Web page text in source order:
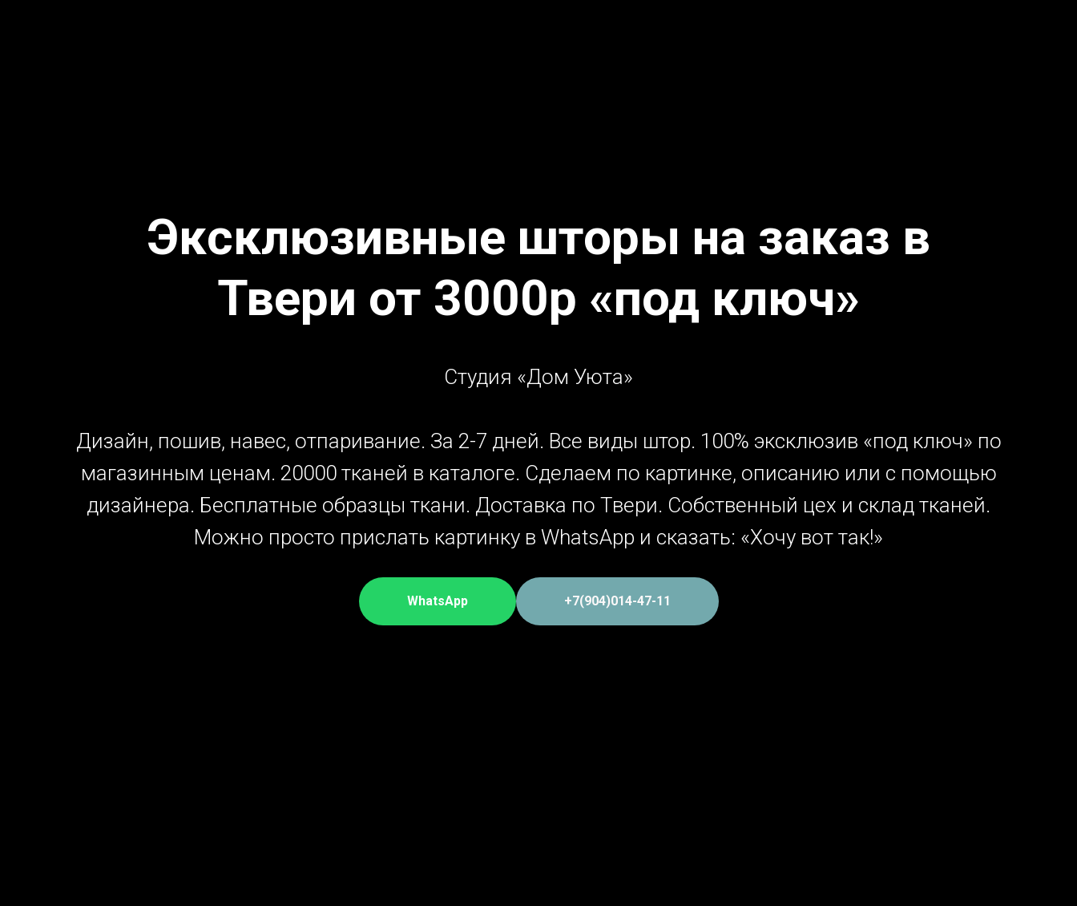
Эксклюзивные шторы на заказ в
Твери от 3000р «под ключ»
Студия «Дом Уюта»
Дизайн, пошив, навес, отпаривание. За 2-7 дней. Все виды штор. 100% эксклюзив «под ключ» по
магазинным ценам. 20000 тканей в каталоге. Сделаем по картинке, описанию или с помощью
дизайнера. Бесплатные образцы ткани. Доставка по Твери. Собственный цех и склад тканей.
Можно просто прислать картинку в WhatsApp и сказать: «Хочу вот так!»
WhatsApp +7(904)014-47-11